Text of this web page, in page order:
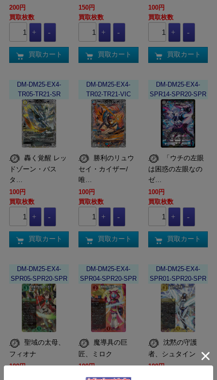
200円
買取枚数
買取カート
150円
買取枚数
買取カート
100円
買取枚数
買取カート
DM-DM25-EX4-
TR05-TR21-SR
ドゾーン・バス
タ…
100円
買取枚数
買取カート
DM-DM25-EX4-
TR02-TR21-VIC
セイ・カイザー/
唯…
100円
買取枚数
買取カート
DM-DM25-EX4-
SPR14-SPR20-SPR
は困惑の左眼なの
ゼ…
100円
買取枚数
買取カート
DM-DM25-EX4-
SPR05-SPR20-SPR
フィオナ
100円
DM-DM25-EX4-
SPR04-SPR20-SPR
匠、ミロク
100円
買取枚数
DM-DM25-EX4-
SPR01-SPR20-SPR
者、シュタイン
100円